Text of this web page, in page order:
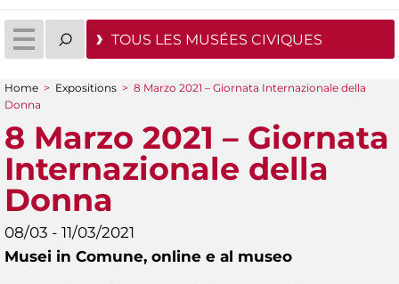
TOUS LES MUSÉES CIVIQUES
You are here
Home > Expositions > 8 Marzo 2021 – Giornata Internazionale della
Donna
8 Marzo 2021 – Giornata
Internazionale della
Donna
08/03 - 11/03/2021
Musei in Comune, online e al museo